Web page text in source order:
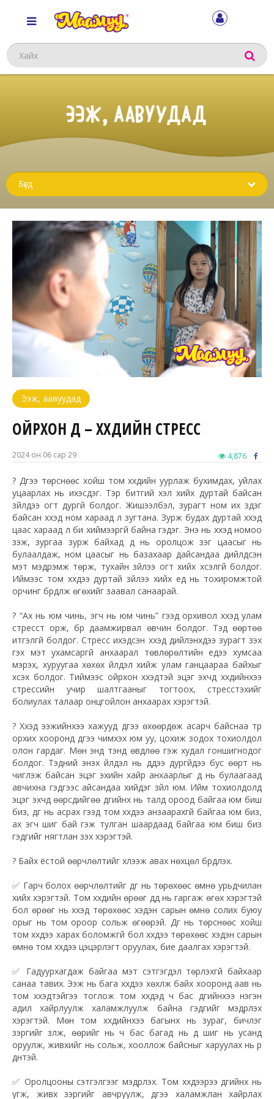
Хайх
ЭЭЖ, ААВУУДАД
Ээж, аавуудад
ОЙРХОН ДҮҮ – ХҮҮХДИЙН СТРЕСС
2024 он 06 сар 29 4,876
? Дүүгээ төрснөөс хойш том хүүхдийн уурлаж бухимдах, уйлах
уцаарлах нь ихэсдэг. Тэр битгий хэл хийх дуртай байсан
зүйлдээ огт дургүй болдог. Жишээлбэл, зурагт ном их үздэг
байсан хүүхэд ном хараад л зугтана. Зурж будах дуртай хүүхэд
цаас хараад л би хиймээргүй байна гэдэг. Энэ нь хүүхэд номоо
үзэж, зургаа зурж байхад дүү нь оролцож үзэг цаасыг нь
булаалдаж, ном цаасыг нь базахаар дайсандаа дийлдсэн
мэт мэдрэмж төрж, тухайн зүйлээ огт хийх хүсэлгүй болдог.
Иймээс том хүүхдээ дуртай зүйлээ хийх үед нь тохиромжтой
орчинг бүрдүүлж өгөхийг заавал санаарай.
? “Ах нь юм чинь, эгч нь юм чинь” гээд орхивол хүүхэд улам
стресст орж, бүр даамжирвал өвчин болдог. Тэд өөртөө
итгэлгүй болдог. Стресс ихэдсэн хүүхэд дийлэнхдээ зурагт үзэх
гэх мэт ухамсаргүй анхаарал төвлөрөлтийн үедээ хумсаа
мэрэх, хуруугаа хөхөх үйлдэл хийж улам ганцаараа байхыг
хүсэх болдог. Тиймээс ойрхон хүүхэдтэй эцэг эхчүүд хүүхдийнхээ
стрессийн учир шалтгааныг тогтоох, стресстэхийг
болиулах талаар онцгойлон анхаарах хэрэгтэй.
? Хүүхэд ээжийнхээ хажууд дүүгээ өхөөрдөж асарч байснаа түр
орхих хооронд дүүгээ чимхэх юм уу, цохиж зодох тохиолдол
олон гардаг. Мөн энд тэнд өвдлөө гэж худал гоншигнодог
болдог. Тэдний энэхүү үйлдэл нь дүүдээ дургүйдээ бус өөрт нь
чиглэж байсан эцэг эхийн хайр анхаарлыг дүү нь булаагаад
авчихна гэдгээс айсандаа хийдэг зүйл юм. Ийм тохиолдолд
эцэг эхчүүд өөрсдийгөө дүүгийнх нь талд ороод байгаа юм биш
биз, дүүг нь асрах гээд том хүүхдээ анзаарахгүй байгаа юм биз,
ах эгч шиг бай гэж тулган шаардаад байгаа юм биш биз
гэдгийг нягтлан үзэх хэрэгтэй.
? Байх ёстой өөрчлөлтийг хүлээж авах нөхцөл бүрдүүлэх.
✅ Гарч болох өөрчлөлтийг дүүг нь төрөхөөс өмнө урьдчилан
хийх хэрэгтэй. Том хүүхдийн өрөөг дүүд нь гаргаж өгөх хэрэгтэй
бол өрөөг нь хүүхэд төрөхөөс хэдэн сарын өмнө солих буюу
орыг нь том ороор сольж өгөөрэй. Дүүг нь төрснөөс хойш
том хүүхдээ харах боломжгүй бол хүүхдээ төрөхөөс хэдэн сарын
өмнө том хүүхдээ цэцэрлэгт оруулах, бие даалгах хэрэгтэй.
✅ Гадуурхагдаж байгаа мэт сэтгэгдэл төрүүлэхгүй байхаар
санаа тавих. Ээж нь бага хүүхдээ хөхүүлж байх хооронд аав нь
том хүүхэдтэйгээ тоглож том хүүхдэд ч бас дүүгийнхээ нэгэн
адил хайрлуулж халамжлуулж байна гэдгийг мэдрүүлэх
хэрэгтэй. Мөн том хүүхдийнхээ багынх нь зураг, бичлэг
зэргийг үзүүлж, өөрийг нь ч бас багад нь дүү шиг нь усанд
оруулж, живхийг нь сольж, хооллож байсныг харуулах нь үр
дүнтэй.
✅ Оролцооны сэтгэлгээг мэдрүүлэх. Том хүүхдээрээ дүүгийнх нь
угж, живх зэргийг авчруулж, дүүгээ халамжлан хайрлах